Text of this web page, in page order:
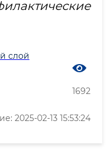
слой
1692
2025-02-13 15:53:24